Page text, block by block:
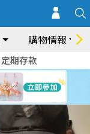
購物情報
定期存款